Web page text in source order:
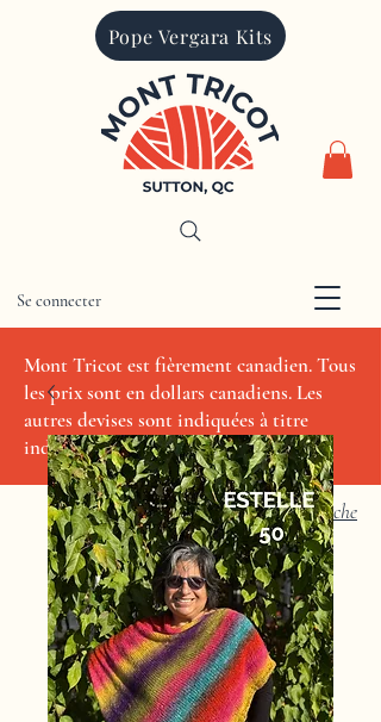
Pope Vergara Kits
CAD (C$)
Mont Tricot est fièrement canadien. Tous
les prix sont en dollars canadiens. Les
autres devises sont indiquées à titre
indicatif seulement.
Se connecter
Recherche